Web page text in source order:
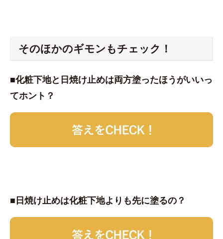
そのほかのギモンもチェック！
■化粧下地と日焼け止めは両方塗ったほうがいいっ
てホント？
■日焼け止めは化粧下地よりも先に塗るの？